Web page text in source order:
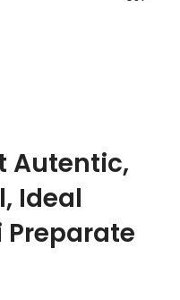
Autentic,
Ideal